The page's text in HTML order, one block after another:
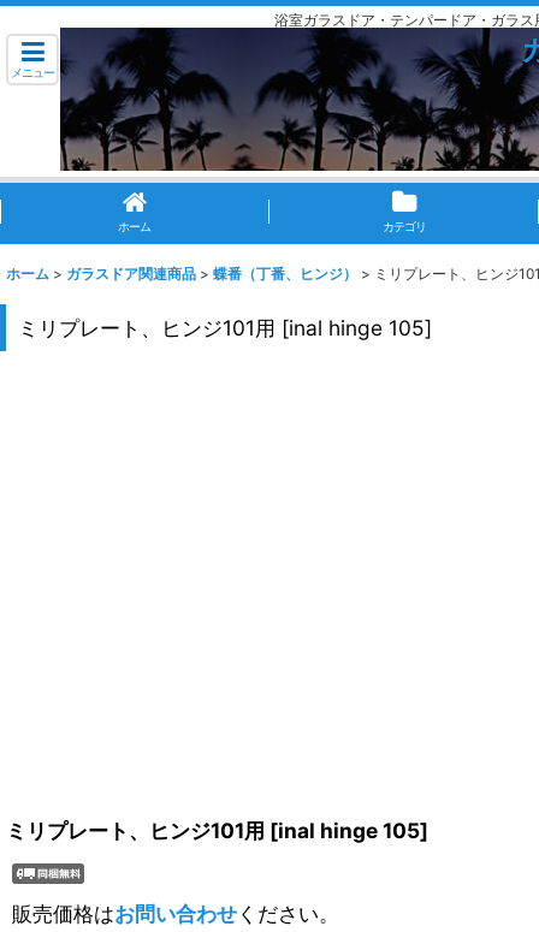
浴室ガラスドア・テンパードア・ガラ
メニュー
ホーム カテゴリ
ホーム > ガラスドア関連商品 > 蝶番（丁番、ヒンジ） > ミリプレート、ヒンジ
ミリプレート、ヒンジ101用 [inal hinge 105]
ミリプレート、ヒンジ101用 [inal hinge 105]
販売価格はお問い合わせください。